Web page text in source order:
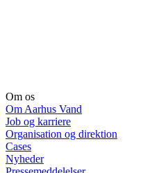
Om os
Om Aarhus Vand
Job og karriere
Organisation og direktion
Cases
Nyheder